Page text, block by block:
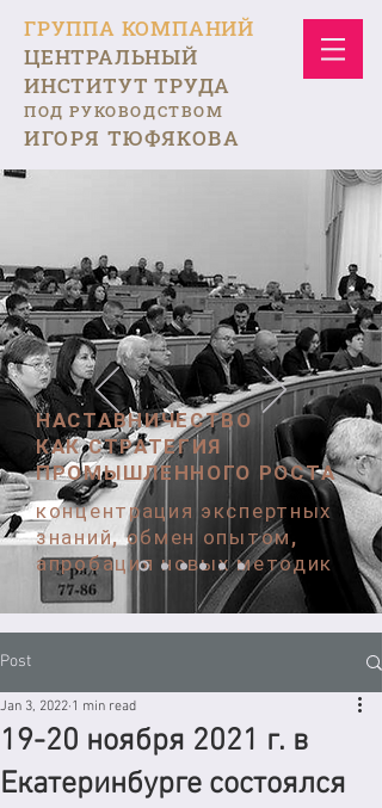
ГРУППА КОМПАНИЙ
ЦЕНТРАЛЬНЫЙ
ИНСТИТУТ ТРУДА
ПОД РУКОВОДСТВОМ
ИГОРЯ ТЮФЯКОВА
НАСТАВНИЧЕСТВО
КАК СТРАТЕГИЯ
ПРОМЫШЛЕННОГО РОСТА
концентрация экспертных
знаний, обмен опытом,
апробация новых методик
Post
19-20 ноября 2021 г. в
Екатеринбурге состоялся
Jan 3, 2022 1 min read